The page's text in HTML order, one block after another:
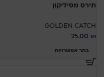
תירס מסיליקון
GOLDEN CATCH
25.00 ₪
בחר אפשרויות